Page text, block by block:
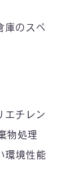
庫のスペ
エチレン
物処理
環境性能